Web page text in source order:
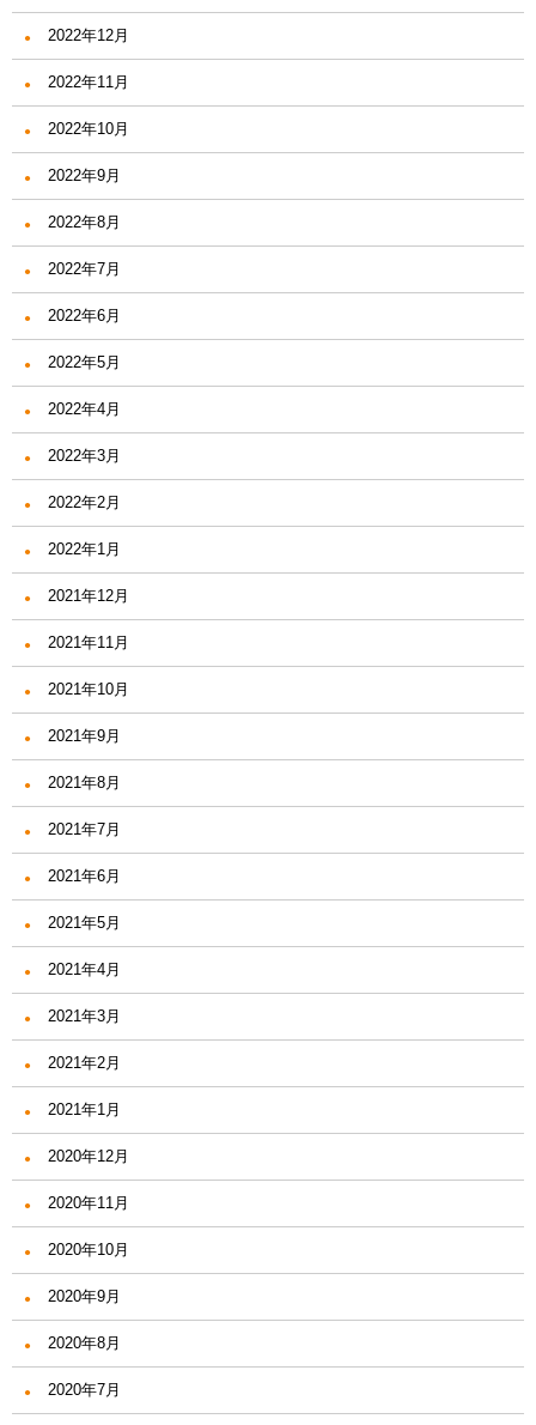
2022年12月
2022年11月
2022年10月
2022年9月
2022年8月
2022年7月
2022年6月
2022年5月
2022年4月
2022年3月
2022年2月
2022年1月
2021年12月
2021年11月
2021年10月
2021年9月
2021年8月
2021年7月
2021年6月
2021年5月
2021年4月
2021年3月
2021年2月
2021年1月
2020年12月
2020年11月
2020年10月
2020年9月
2020年8月
2020年7月